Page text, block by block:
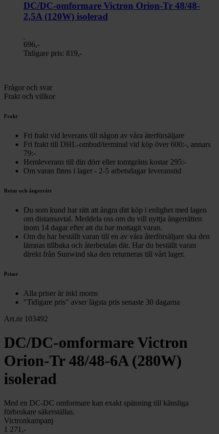
DC/DC-omformare Victron Orion-Tr 48/48-
2,5A (120W) isolerad
696,-
Tidigare pris: 819,-
Frågor och svar
Frakt och villkor
Frakt
Fri frakt vid leverans till någon av våra återförsäljare
Fri frakt till DHL-ombud/terminal vid köp över 600:-, annars
79:-
Hemleverans till din dörr eller tomtgräns kostar 295:-
Om varan finns i lager - 2-5 arbetsdagar leveranstid
Retur och ångerrätt
Du som kund har rätt att ångra ditt köp i enlighet med lagen
om distansavtal. Meddela oss om du vill nyttja ångerrätten
inom 14 dagar efter att du har mottagit varan.
Om du har beställt varan till en av våra återförsäljare ska den
lämnas tillbaka och återbetalas där. Har du beställt varan
direkt från Sunwind ska den returneras till vårt lager.
Priser
Alla priser är inkl moms
"Tidigare pris" avser lägsta pris senaste 30 dagarna
Art.nr 103492
DC/DC-omformare Victron
Orion-Tr 48/48-6A (280W)
isolerad
Med en DC-DC omformare kan exakt spänning till känsliga
förbrukare säkerställas.
Victronkampanj
1 271,-